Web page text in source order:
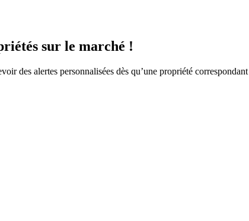
sur le marché !
des alertes personnalisées dès qu’une propriété